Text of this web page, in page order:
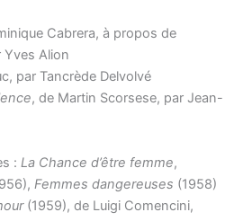
Cabrera, à propos de
Yves Alion
par Tancrède Delvolvé
, de Martin Scorsese, par Jean-
: La Chance d’être femme,
Femmes dangereuses (1958)
(1959), de Luigi Comencini,